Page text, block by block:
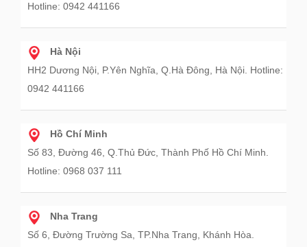
Hotline: 0942 441166
Hà Nội
HH2 Dương Nội, P.Yên Nghĩa, Q.Hà Đông, Hà Nội. Hotline:
0942 441166
Hồ Chí Minh
Số 83, Đường 46, Q.Thủ Đức, Thành Phố Hồ Chí Minh.
Hotline: 0968 037 111
Nha Trang
Số 6, Đường Trường Sa, TP.Nha Trang, Khánh Hòa.